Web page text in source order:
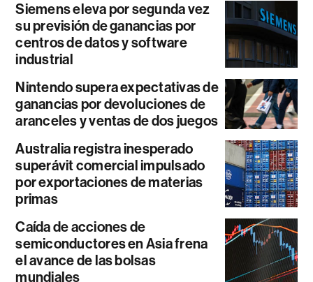
Siemens eleva por segunda vez
su previsión de ganancias por
centros de datos y software
industrial
Nintendo supera expectativas de
ganancias por devoluciones de
aranceles y ventas de dos juegos
Australia registra inesperado
superávit comercial impulsado
por exportaciones de materias
primas
Caída de acciones de
semiconductores en Asia frena
el avance de las bolsas
mundiales